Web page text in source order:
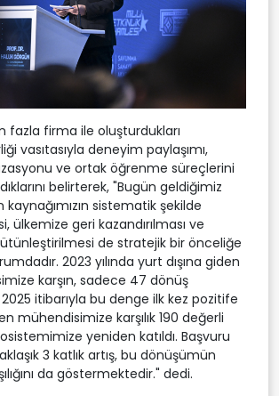
fazla firma ile oluşturdukları
vasıtasıyla deneyim paylaşımı,
ve ortak öğrenme süreçlerini
belirterek, "Bugün geldiğimiz
sistematik şekilde
ülkemize geri kazandırılması ve
de stratejik bir önceliğe
2023 yılında yurt dışına giden
karşın, sadece 47 dönüş
itibarıyla bu denge ilk kez pozitife
mühendisimize karşılık 190 değerli
yeniden katıldı. Başvuru
3 katlık artış, bu dönüşümün
da göstermektedir." dedi.